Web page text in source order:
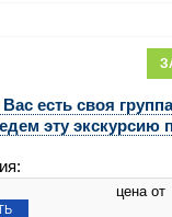
есть своя
эту экскурсию
цена от